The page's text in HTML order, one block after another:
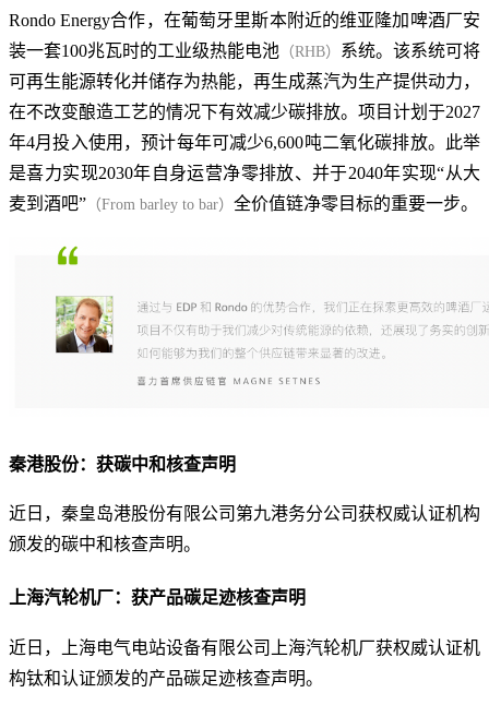
Rondo Energy合作，在葡萄牙里斯本附近的维亚隆加啤酒厂安
装一套100兆瓦时的工业级热能电池 （RHB） 系统。该系统可将
可再生能源转化并储存为热能，再生成蒸汽为生产提供动力，
在不改变酿造工艺的情况下有效减少碳排放。项目计划于2027
年4月投入使用，预计每年可减少6,600吨二氧化碳排放。此举
是喜力实现2030年自身运营净零排放、并于2040年实现“从大
麦到酒吧” （From barley to bar） 全价值链净零目标的重要一步。
秦港股份：获碳中和核查声明
近日，秦皇岛港股份有限公司第九港务分公司获权威认证机构
颁发的碳中和核查声明。
上海汽轮机厂：获产品碳足迹核查声明
近日，上海电气电站设备有限公司上海汽轮机厂获权威认证机
构钛和认证颁发的产品碳足迹核查声明。